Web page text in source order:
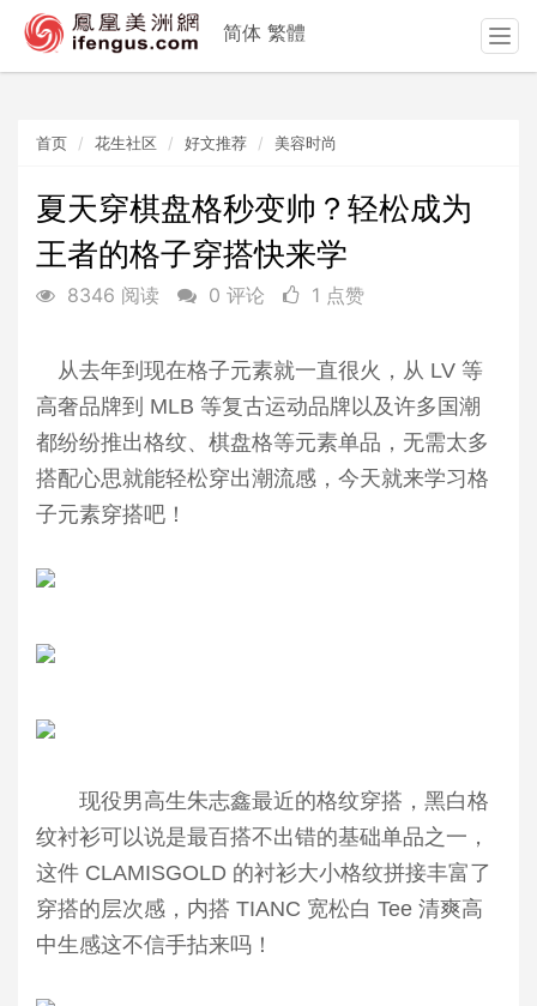
首页 花生社区 好文推荐 美容时尚
夏天穿棋盘格秒变帅？轻松成为
王者的格子穿搭快来学
8346 阅读 0 评论 1 点赞
从去年到现在格子元素就一直很火，从 LV 等
高奢品牌到 MLB 等复古运动品牌以及许多国潮
都纷纷推出格纹、棋盘格等元素单品，无需太多
搭配心思就能轻松穿出潮流感，今天就来学习格
子元素穿搭吧！
现役男高生朱志鑫最近的格纹穿搭，黑白格
纹衬衫可以说是最百搭不出错的基础单品之一，
这件 CLAMISGOLD 的衬衫大小格纹拼接丰富了
穿搭的层次感，内搭 TIANC 宽松白 Tee 清爽高
中生感这不信手拈来吗！
简体 繁體
T
o